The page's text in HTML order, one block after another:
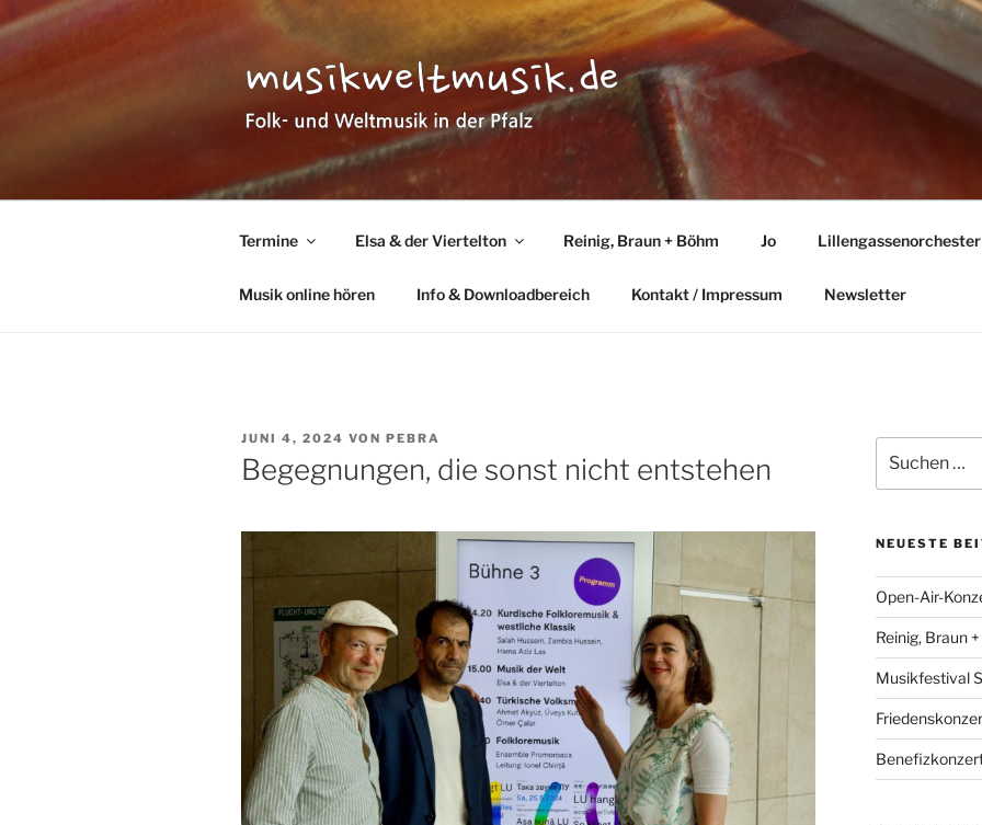
Zum
Inhalt
MUSIKWELTMUSIK
Folk- und Weltmusik in der Pfalz
Termine Elsa & der Viertelton Reinig, Braun + Böhm Jo Lillengassenorchester
Musik online hören Info & Downloadbereich Kontakt / Impressum Newsletter
VERÖFFENTLICHT
AM
JUNI 4, 2024 VON PEBRA
Begegnungen, die sonst nicht entstehen
nach:
NEUESTE
Open-Air-
Reinig, Braun
Musikfestival